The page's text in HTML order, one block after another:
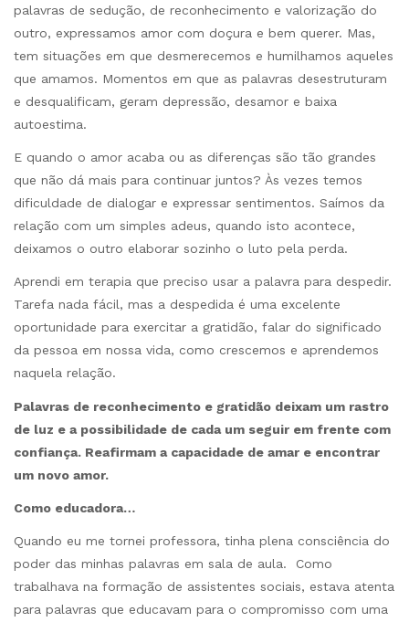
palavras de sedução, de reconhecimento e valorização do
outro, expressamos amor com doçura e bem querer. Mas,
tem situações em que desmerecemos e humilhamos aqueles
que amamos. Momentos em que as palavras desestruturam
e desqualificam, geram depressão, desamor e baixa
autoestima.
E quando o amor acaba ou as diferenças são tão grandes
que não dá mais para continuar juntos? Às vezes temos
dificuldade de dialogar e expressar sentimentos. Saímos da
relação com um simples adeus, quando isto acontece,
deixamos o outro elaborar sozinho o luto pela perda.
Aprendi em terapia que preciso usar a palavra para despedir.
Tarefa nada fácil, mas a despedida é uma excelente
oportunidade para exercitar a gratidão, falar do significado
da pessoa em nossa vida, como crescemos e aprendemos
naquela relação.
Palavras de reconhecimento e gratidão deixam um rastro
de luz e a possibilidade de cada um seguir em frente com
confiança. Reafirmam a capacidade de amar e encontrar
um novo amor.
Como educadora…
Quando eu me tornei professora, tinha plena consciência do
poder das minhas palavras em sala de aula. Como
trabalhava na formação de assistentes sociais, estava atenta
para palavras que educavam para o compromisso com uma